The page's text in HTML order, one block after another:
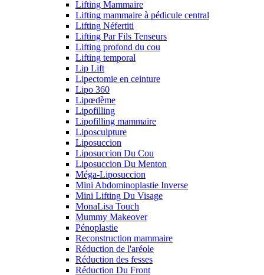
Lifting Mammaire
Lifting mammaire à pédicule central
Lifting Néfertiti
Lifting Par Fils Tenseurs
Lifting profond du cou
Lifting temporal
Lip Lift
Lipectomie en ceinture
Lipo 360
Lipœdème
Lipofilling
Lipofilling mammaire
Liposculpture
Liposuccion
Liposuccion Du Cou
Liposuccion Du Menton
Méga-Liposuccion
Mini Abdominoplastie Inverse
Mini Lifting Du Visage
MonaLisa Touch
Mummy Makeover
Pénoplastie
Reconstruction mammaire
Réduction de l'aréole
Réduction des fesses
Réduction Du Front